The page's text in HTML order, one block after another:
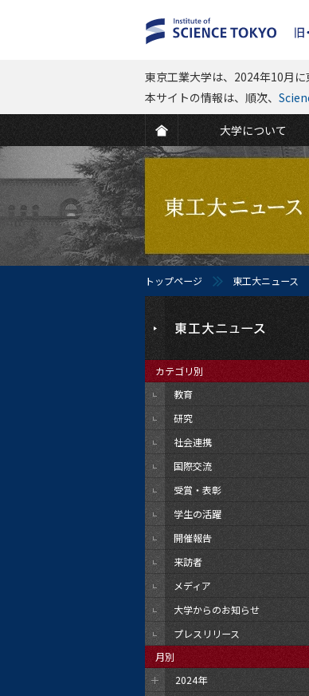
大学について
東京工業大学は、2024年10月
本サイトの情報は、順次、
トップページ 東工大ニュース
カテゴリ別
教育
研究
社会連携
国際交流
受賞・表彰
学生の活躍
開催報告
来訪者
メディア
大学からのお知らせ
プレスリリース
月別
2024年